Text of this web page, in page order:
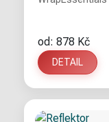
od: 878 Kč
DETAIL